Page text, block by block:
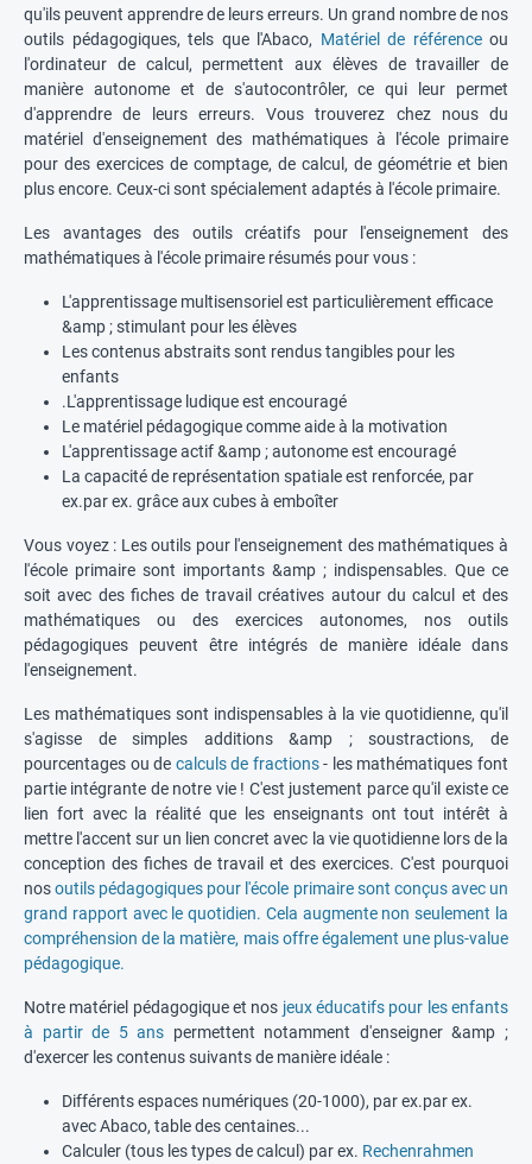
qu'ils peuvent apprendre de leurs erreurs. Un grand nombre de nos
outils pédagogiques, tels que l'Abaco, Matériel de référenceou
l'ordinateur de calcul, permettent aux élèves de travailler de
manière autonome et de s'autocontrôler, ce qui leur permet
d'apprendre de leurs erreurs. Vous trouverez chez nous du
matériel d'enseignement des mathématiques à l'école primaire
pour des exercices de comptage, de calcul, de géométrie et bien
plus encore. Ceux-ci sont spécialement adaptés à l'école primaire.
Les avantages des outils créatifs pour l'enseignement des
mathématiques à l'école primaire résumés pour vous :
L'apprentissage multisensoriel est particulièrement efficace
&amp ; stimulant pour les élèves
Les contenus abstraits sont rendus tangibles pour les
enfants
.L'apprentissage ludique est encouragé
Le matériel pédagogique comme aide à la motivation
L'apprentissage actif &amp ; autonome est encouragé
La capacité de représentation spatiale est renforcée, par
ex.par ex. grâce aux cubes à emboîter
Vous voyez : Les outils pour l'enseignement des mathématiques à
l'école primaire sont importants &amp ; indispensables. Que ce
soit avec des fiches de travail créatives autour du calcul et des
mathématiques ou des exercices autonomes, nos outils
pédagogiques peuvent être intégrés de manière idéale dans
l'enseignement.
Les mathématiques sont indispensables à la vie quotidienne, qu'il
s'agisse de simples additions &amp ; soustractions, de
pourcentages ou de calculs de fractions- les mathématiques font
partie intégrante de notre vie ! C'est justement parce qu'il existe ce
lien fort avec la réalité que les enseignants ont tout intérêt à
mettre l'accent sur un lien concret avec la vie quotidienne lors de la
conception des fiches de travail et des exercices. C'est pourquoi
nosoutils pédagogiques pour l'école primaire sont conçus avec un
grand rapport avec le quotidien. Cela augmente non seulement la
compréhension de la matière, mais offre également une plus-value
pédagogique.
Notre matériel pédagogique et nos jeux éducatifs pour les enfants
à partir de 5 ans permettent notamment d'enseigner &amp ;
d'exercer les contenus suivants de manière idéale :
Différents espaces numériques (20-1000), par ex.par ex.
avec Abaco, table des centaines...
Calculer (tous les types de calcul) par ex. Rechenrahmen